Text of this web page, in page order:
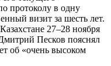
протоколу в одну
визит за шесть лет.
27–28 ноября
Песков пояснял
об «очень высоком